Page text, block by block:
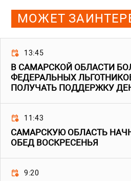
МОЖЕТ
13:45
В САМАРСКОЙ ОБЛАСТИ
ФЕДЕРАЛЬНЫХ
ПОЛУЧАТЬ ПОДДЕРЖКУ
11:43
САМАРСКУЮ ОБЛАСТЬ
ОБЕД ВОСКРЕСЕНЬЯ
9:20